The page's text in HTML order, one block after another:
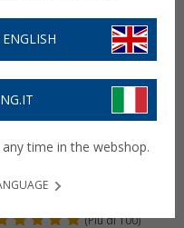
-37%
Berger Hopuni Pro
(Più di100)
time in the webshop.